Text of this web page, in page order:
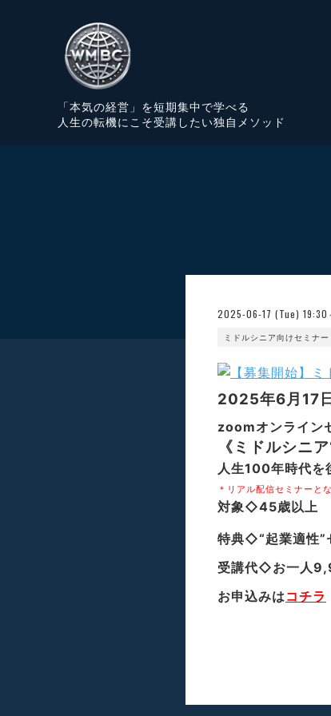
「本気の経営」を短期集中で学べる
人生の転機にこそ受講したい独自メソッド
2025-06-17 (Tue) 19:30
ミドルシニア向けセミナー
2025年6月17
zoomオンライン
《ミドルシニ
人生100年時代を
＊リアル配信セミナーと
対象◇45歳以上
特典◇“起業適性”
受講代◇お一人
お申込みはコチラ